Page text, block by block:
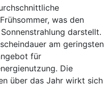
was den
darstellt.
am geringsten
für
Die
über das Jahr wirkt sich